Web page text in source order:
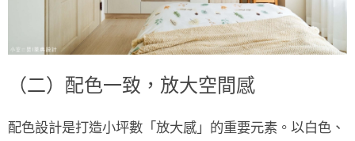
（二）配色一致，放大空間感
配色設計是打造小坪數「放大感」的重要元素。以白色、